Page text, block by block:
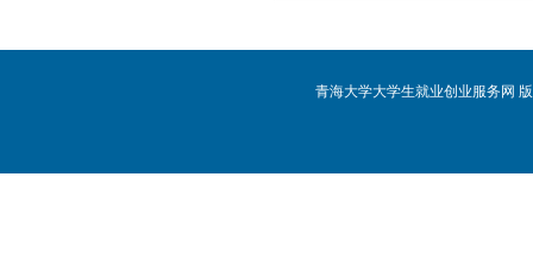
青海大学大学生就业创业服务网